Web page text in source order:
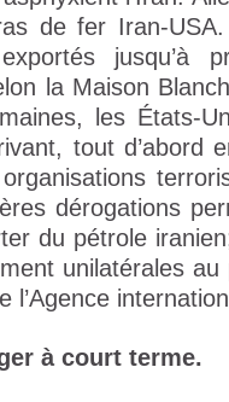
de fer Iran-
exportés
la Maison
les États-
tout d’abord
dérogations
du pétrole
unilatérales
l’Agence
à court terme.